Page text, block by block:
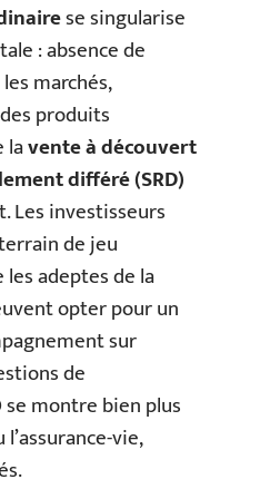
se singularise
: absence de
marchés,
produits
lavente à découvert
différé (SRD)
Les investisseurs
de jeu
adeptes de la
opter pour un
sur
de
montre bien plus
l’assurance-vie,